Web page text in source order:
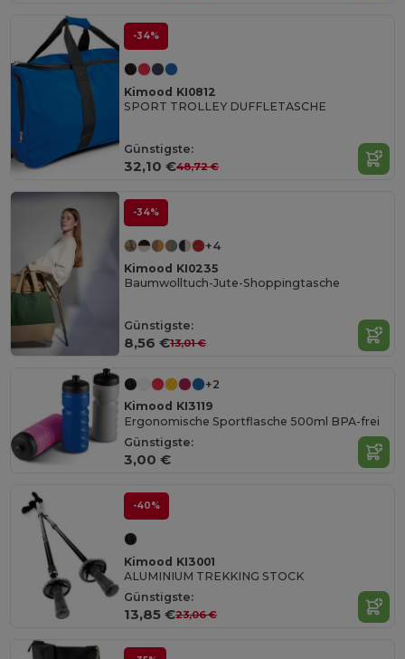
-34%
Kimood KI0812
SPORT TROLLEY DUFFLETASCHE
Günstigste:
32,10 €48,72 €
-34%
+4
Kimood KI0235
Baumwolltuch-Jute-Shoppingtasche
Günstigste:
8,56 €13,01 €
+2
Kimood KI3119
Ergonomische Sportflasche 500ml BPA-frei
Günstigste:
3,00 €
-40%
Kimood KI3001
ALUMINIUM TREKKING STOCK
Günstigste:
13,85 €23,06 €